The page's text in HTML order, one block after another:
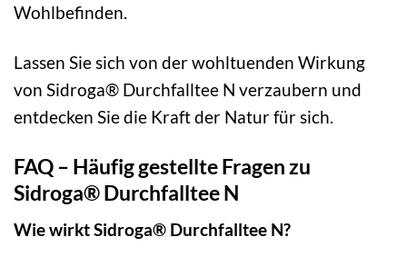
Wohlbefinden.
Lassen Sie sich von der wohltuenden Wirkung
von Sidroga® Durchfalltee N verzaubern und
entdecken Sie die Kraft der Natur für sich.
FAQ – Häufig gestellte Fragen zu
Sidroga® Durchfalltee N
Wie wirkt Sidroga® Durchfalltee N?